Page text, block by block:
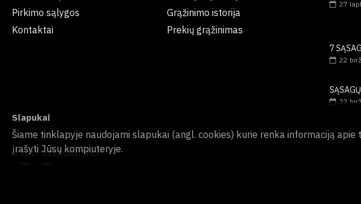
Pirkimo sąlygos
Kontaktai
Grąžinimo istorija
Prekių grąžinimas
27
7
22
22
© 2017-2022 GENTSHOP
Slapukai
Šiame tinklapyje naudojami slapukai (angl. cookies) kurie renka informaciją
įrašyti Jūsų kompiuteryje.